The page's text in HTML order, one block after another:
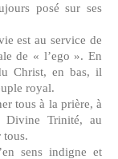
posé sur ses
est au service de
de « l’ego ». En
Christ, en bas, il
royal.
tous à la prière, à
Divine Trinité, au
sens indigne et